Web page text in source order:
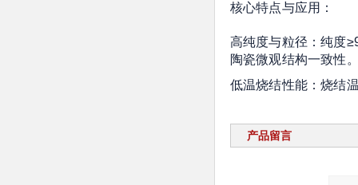
核心特点与应用：
高纯度与粒径：纯度
陶瓷微观结构一致性
低温烧结性能：烧结
产品留言